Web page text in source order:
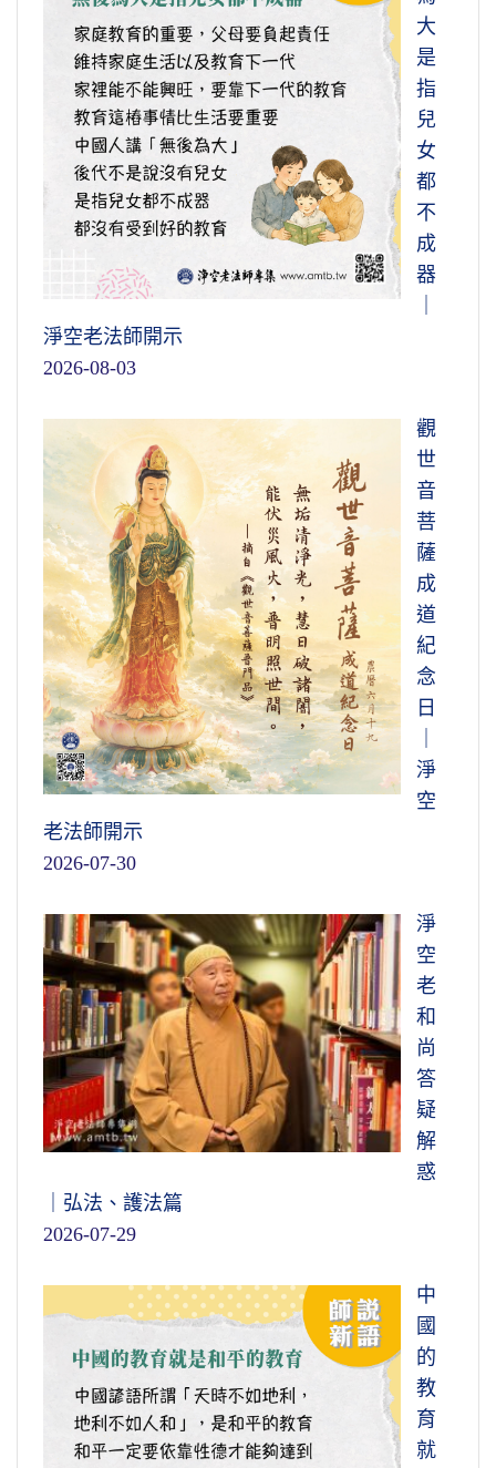
大
是
指
兒
女
都
不
成
器
淨空老法師開示
2026-08-03
觀
世
音
菩
薩
成
道
紀
念
日
淨
空
老法師開示
2026-07-30
淨
空
老
和
尚
答
疑
解
惑
｜弘法、護法篇
2026-07-29
中
國
的
教
育
就